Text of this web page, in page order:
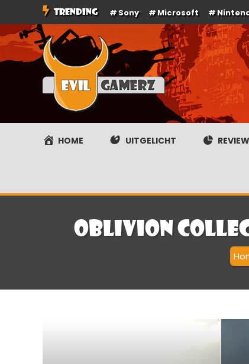
naar
de
TRENDING Sony Microsoft
Evilgamerz
Het meest interessante game nieuws, reviews,
HOME UITGELICHT
Oblivion